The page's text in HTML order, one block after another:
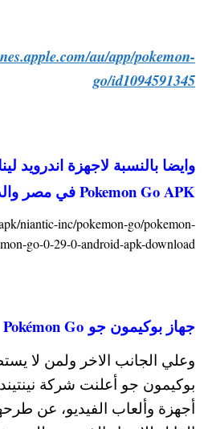
au/app/pokemon-
go/id1094591345
وايضا بالنسبة لاجهزة اندرويد
Pokemon Go APK في مصر والدول العربية
niantic-inc/pokemon-go/pokemon-
go-0-29-0-android-apk-download/
جهاز بوكيمون جو Pokémon Go
وعلي الجانب الاخر ولمن لا
بوكيمون جو أعلنت شركة